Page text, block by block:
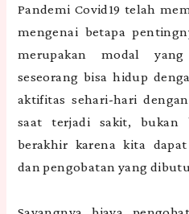
Pandemi Covid19 telah
mengenai betapa
merupakan modal
seseorang bisa hidup
aktifitas sehari-hari
saat terjadi sakit,
berakhir karena kita
dan pengobatan yang